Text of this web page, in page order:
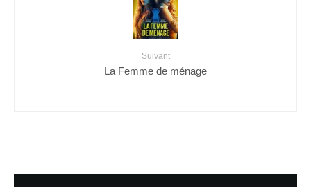
Suivant
La Femme de ménage